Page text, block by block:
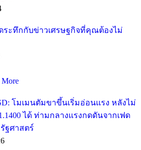
ระทึกกับข่าวเศรษฐกิจที่คุณต้องไม่
More
โมเมนตัมขาขึ้นเริ่มอ่อนแรง หลังไม่
ได้ ท่ามกลางแรงกดดันจากเฟด
ฐศาสตร์